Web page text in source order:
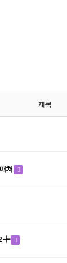
제목
처
2 ┾